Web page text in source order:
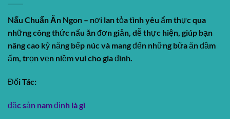
Nấu Chuẩn Ăn Ngon – nơi lan tỏa tình yêu ẩm thực qua
những công thức nấu ăn đơn giản, dễ thực hiện, giúp bạn
nâng cao kỹ năng bếp núc và mang đến những bữa ăn đầm
ấm, trọn vẹn niềm vui cho gia đình.
Đối Tác:
đặc sản nam định là gì